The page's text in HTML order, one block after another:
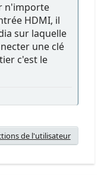
n'importe
HDMI, il
sur laquelle
une clé
c'est le
de l'utilisateur